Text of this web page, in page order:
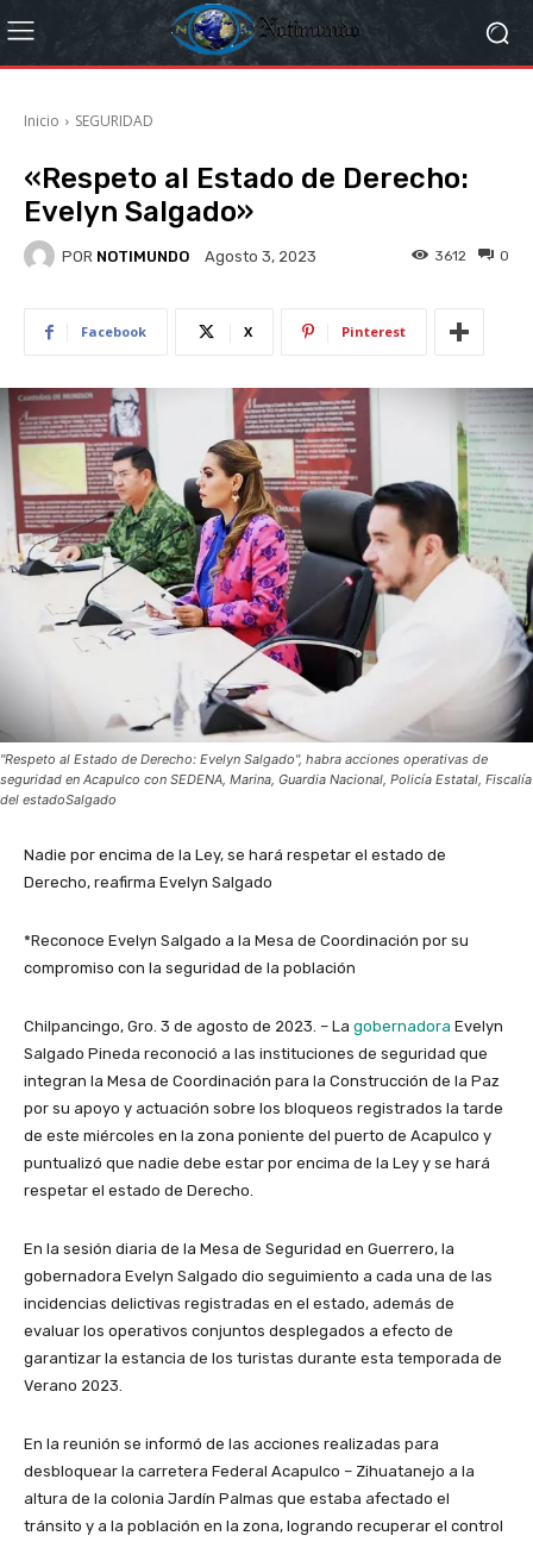
Inicio SEGURIDAD
«Respeto al Estado de Derecho:
Evelyn Salgado»
POR NOTIMUNDO Agosto 3, 2023 0
3612
Facebook X Pinterest
"Respeto al Estado de Derecho: Evelyn Salgado", habra acciones operativas de
seguridad en Acapulco con SEDENA, Marina, Guardia Nacional, Policía Estatal, Fiscalía
del estadoSalgado
Nadie por encima de la Ley, se hará respetar el estado de
Derecho, reafirma Evelyn Salgado
*Reconoce Evelyn Salgado a la Mesa de Coordinación por su
compromiso con la seguridad de la población
Chilpancingo, Gro. 3 de agosto de 2023. – La gobernadora Evelyn
Salgado Pineda reconoció a las instituciones de seguridad que
integran la Mesa de Coordinación para la Construcción de la Paz
por su apoyo y actuación sobre los bloqueos registrados la tarde
de este miércoles en la zona poniente del puerto de Acapulco y
puntualizó que nadie debe estar por encima de la Ley y se hará
respetar el estado de Derecho.
En la sesión diaria de la Mesa de Seguridad en Guerrero, la
gobernadora Evelyn Salgado dio seguimiento a cada una de las
incidencias delictivas registradas en el estado, además de
evaluar los operativos conjuntos desplegados a efecto de
garantizar la estancia de los turistas durante esta temporada de
Verano 2023.
En la reunión se informó de las acciones realizadas para
desbloquear la carretera Federal Acapulco – Zihuatanejo a la
altura de la colonia Jardín Palmas que estaba afectado el
tránsito y a la población en la zona, logrando recuperar el control